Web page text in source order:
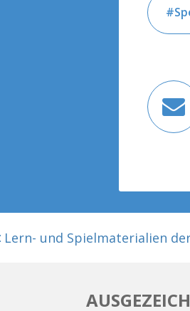
Lern- und Spielmaterialien